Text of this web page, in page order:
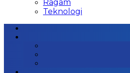
Ragam
Teknologi